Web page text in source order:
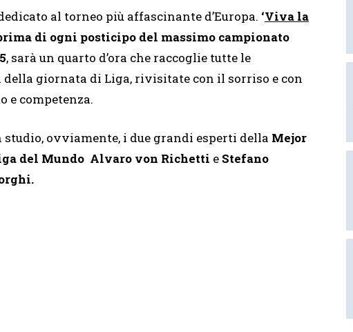
al torneo più affascinante d’Europa. ‘Viva la
di ogni posticipo del massimo campionato
, sarà un quarto d’ora che raccoglie tutte le
giornata di Liga, rivisitate con il sorriso e con
e competenza.
studio, ovviamente, i due grandi esperti della Mejor
del Mundo Alvaro von Richetti e Stefano